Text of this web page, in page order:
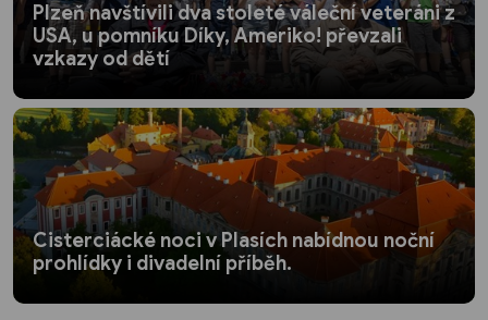
Plzeň navštívili dva stoleté váleční veteráni z
USA, u pomníku Díky, Ameriko! převzali
vzkazy od dětí
Cisterciácké noci v Plasích nabídnou noční
prohlídky i divadelní příběh.